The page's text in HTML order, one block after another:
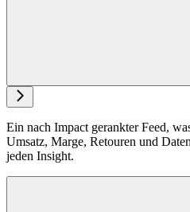
Ein nach Impact gerankter Feed,
Umsatz, Marge, Retouren und
jeden Insight.